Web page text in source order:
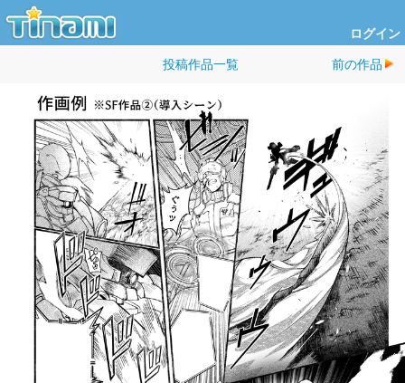
ログイン
投稿作品一覧 前の作品